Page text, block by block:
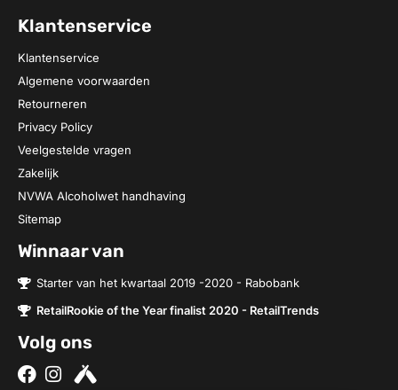
Klantenservice
Klantenservice
Algemene voorwaarden
Retourneren
Privacy Policy
Veelgestelde vragen
Zakelijk
NVWA Alcoholwet handhaving
Sitemap
Winnaar van
Starter van het kwartaal 2019 -2020 - Rabobank
RetailRookie of the Year finalist 2020 - RetailTrends
Volg ons